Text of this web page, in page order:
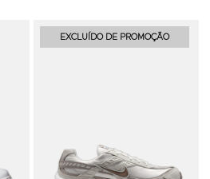
Adicionar aos Favoritos
EXCLUÍDO DE PROMOÇÃO